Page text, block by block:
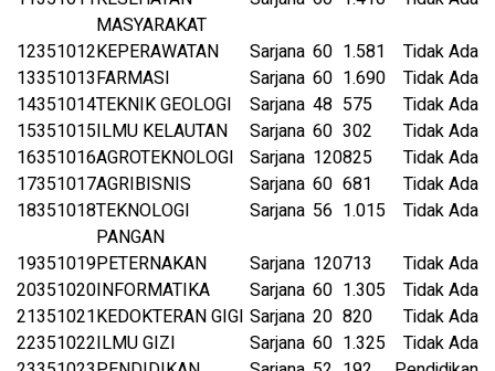
MASYARAKAT
12351012KEPERAWATAN Sarjana 60 1.581
Tidak Ada
13351013FARMASI Sarjana 60 1.690
Tidak Ada
14351014TEKNIK GEOLOGI Sarjana 48 575
Tidak Ada
15351015ILMU KELAUTAN Sarjana 60 302
Tidak Ada
16351016AGROTEKNOLOGI Sarjana 120825
Tidak Ada
17351017AGRIBISNIS Sarjana 60 681
Tidak Ada
18351018TEKNOLOGI
PANGAN
Sarjana 56 1.015
Tidak Ada
19351019PETERNAKAN Sarjana 120713
Tidak Ada
20351020INFORMATIKA Sarjana 60 1.305
Tidak Ada
21351021KEDOKTERAN GIGI Sarjana 20 820
Tidak Ada
22351022ILMU GIZI Sarjana 60 1.325
Tidak Ada